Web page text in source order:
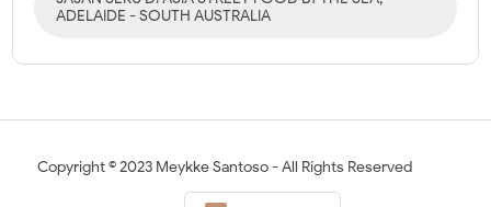
ADELAIDE - SOUTH AUSTRALIA
Copyright ©2023 Meykke Santoso- All Rights Reserved